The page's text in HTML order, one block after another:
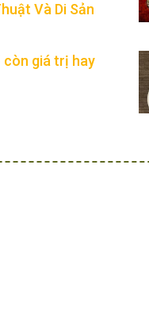
Và Di Sản
còn giá trị hay